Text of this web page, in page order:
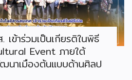
เข้าร่วมเป็นเกียรติในพิธี
Event ภายใต้
นาเมืองต้นแบบด้านศิลป